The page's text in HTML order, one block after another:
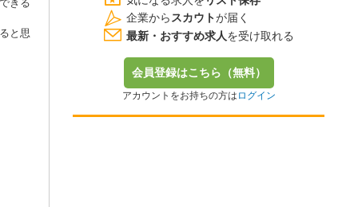
きる
と思
企業から スカウトが届く
最新・おすすめ求人を受け取れる
会員登録はこちら（無料）
アカウントをお持ちの方は ログイン